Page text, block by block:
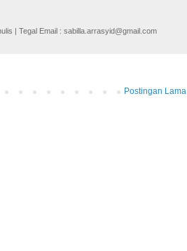
| Tegal Email : sabilla.arrasyid@gmail.com
Postingan Lama